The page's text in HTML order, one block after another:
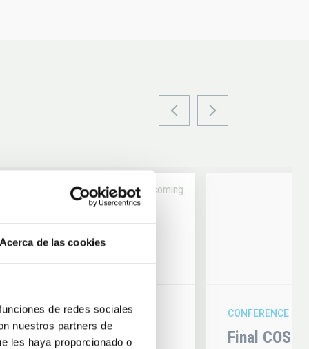
Acerca de las cookies
de redes sociales
nuestros partners de
les haya proporcionado o
14
Upcoming
2026
CONFERENCE
Final